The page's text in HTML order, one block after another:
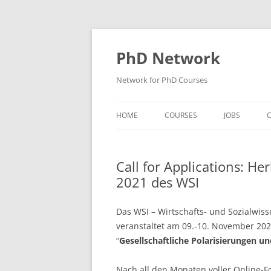
Skip
content
PhD Network
Network for PhD Courses
HOME COURSES
GESIS
GIGA HAMBURG
HSU HAMBURG
HWWI
IAB
JOBS
Call for Applications:
2021 des WSI
Das WSI – Wirtschafts- und
veranstaltet am 09.-10. November
“Gesellschaftliche Polarisierungen